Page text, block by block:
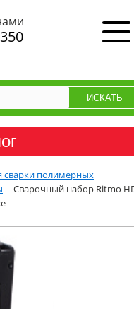
сварки полимерных
Сварочный набор Ritmo